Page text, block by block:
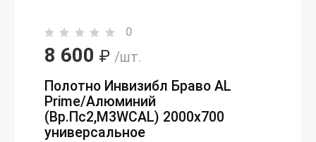
0
8 600 ₽ /шт.
Полотно Инвизибл Браво AL
Prime/Алюминий
(Вр.Пc2,M3WCAL) 2000х700
универсальное